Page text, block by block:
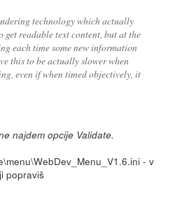
technology which actually
get readable text content, but at the
each time some new information
this to be actually slower when
even if when timed objectively, it
najdem opcije Validate.
- v
popraviš